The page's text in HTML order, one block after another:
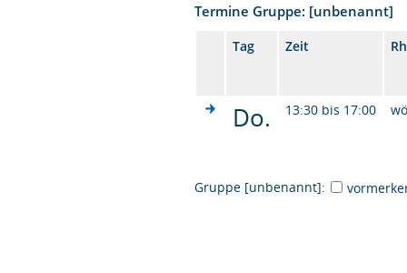
Termine Gruppe: [unbenannt]
Tag Zeit
Do. 13:30 bis 17:00
Gruppe [unbenannt]: